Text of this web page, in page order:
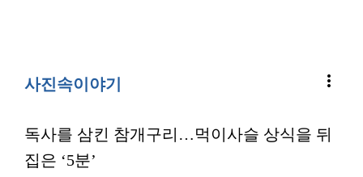
사진속이야기 more_vert
독사를 삼킨 참개구리…먹이사슬 상식을 뒤
집은 ‘5분’